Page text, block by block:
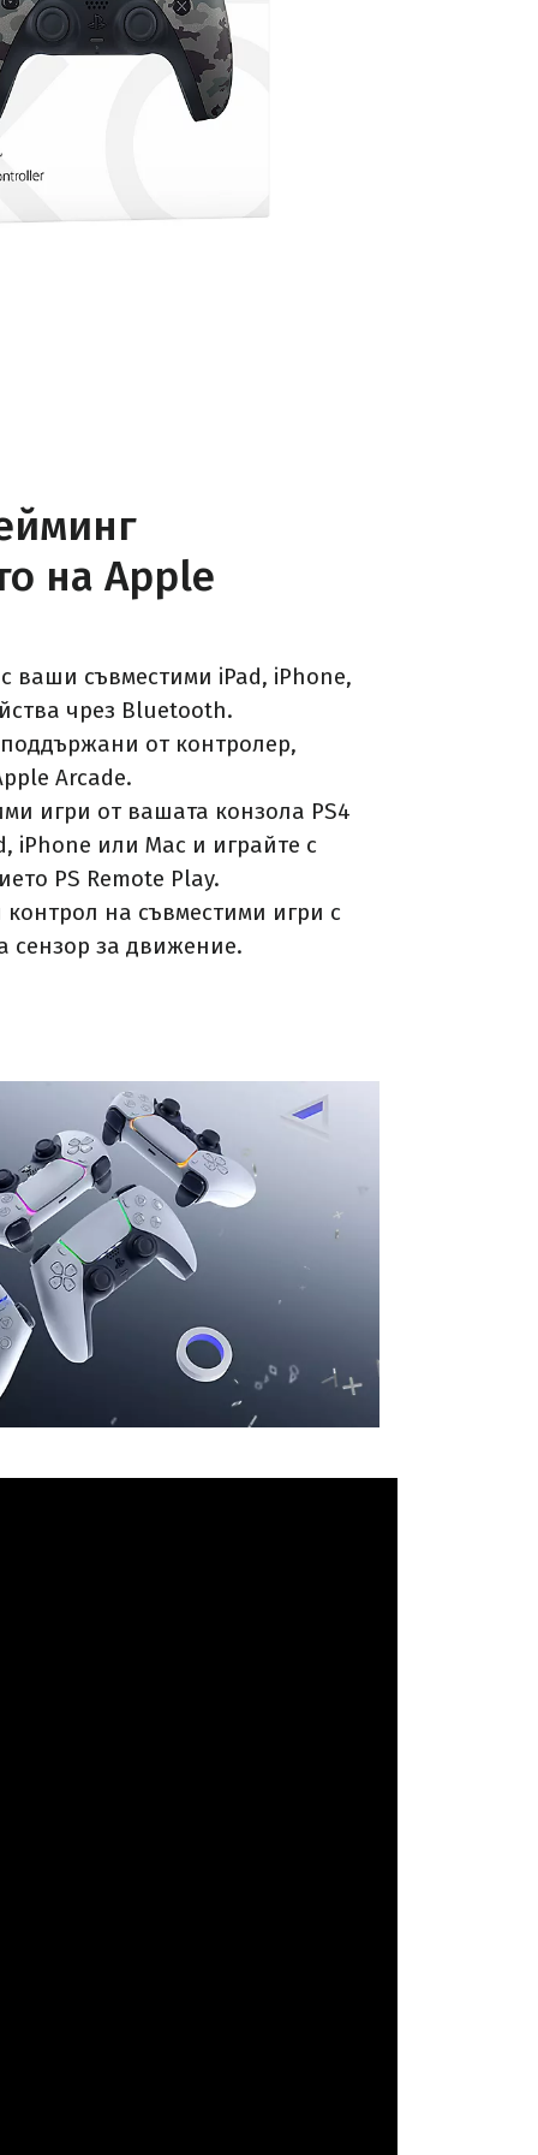
на Apple
ваши съвместими iPad, iPhone,
чрез Bluetooth.
от контролер,
Arcade.
игри от вашата конзола PS4
iPhone или Mac и играйте с
PS Remote Play.
контрол на съвместими игри с
сензор за движение.